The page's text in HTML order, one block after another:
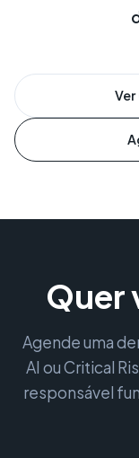
Quer
Agende uma
AI ou Critical
responsável